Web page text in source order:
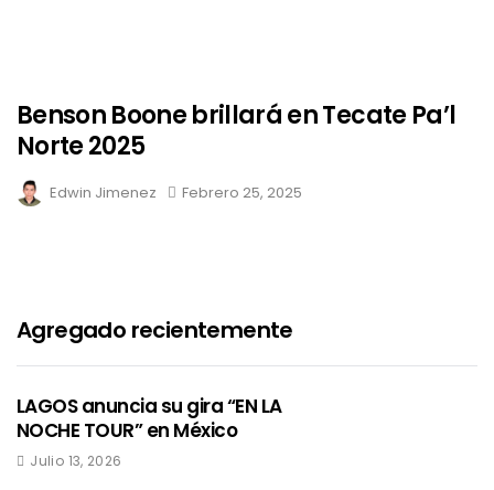
Benson Boone brillará en Tecate Pa’l
Norte 2025
Edwin Jimenez Febrero 25, 2025
Agregado recientemente
LAGOS anuncia su gira “EN LA
NOCHE TOUR” en México
Julio 13, 2026